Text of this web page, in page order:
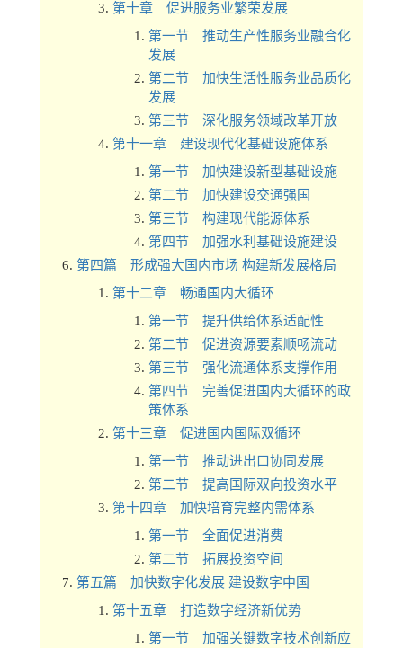
第十章 促进服务业繁荣发展
第一节 推动生产性服务业融合化
发展
第二节 加快生活性服务业品质化
发展
第三节 深化服务领域改革开放
第十一章 建设现代化基础设施体系
第一节 加快建设新型基础设施
第二节 加快建设交通强国
第三节 构建现代能源体系
第四节 加强水利基础设施建设
第四篇 形成强大国内市场 构建新发展格局
第十二章 畅通国内大循环
第一节 提升供给体系适配性
第二节 促进资源要素顺畅流动
第三节 强化流通体系支撑作用
第四节 完善促进国内大循环的政
策体系
第十三章 促进国内国际双循环
第一节 推动进出口协同发展
第二节 提高国际双向投资水平
第十四章 加快培育完整内需体系
第一节 全面促进消费
第二节 拓展投资空间
第五篇 加快数字化发展 建设数字中国
第十五章 打造数字经济新优势
第一节 加强关键数字技术创新应